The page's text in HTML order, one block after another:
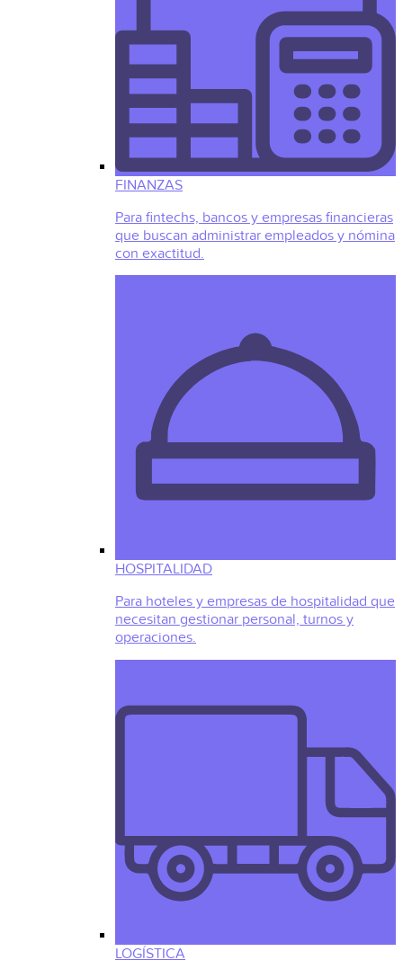
FINANZAS
Para fintechs, bancos y empresas financieras
que buscan administrar empleados y nómina
con exactitud.
HOSPITALIDAD
Para hoteles y empresas de hospitalidad que
necesitan gestionar personal, turnos y
operaciones.
LOGÍSTICA